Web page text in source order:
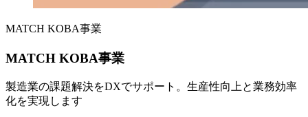
MATCH KOBA事業
MATCH KOBA事業
製造業の課題解決をDXでサポート。生産性向上と業務効率
化を実現します